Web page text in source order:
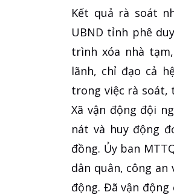
Kết quả rà soát
UBND tỉnh phê
trình xóa nhà
lãnh, chỉ đạo cả
trong việc rà soát,
Xã vận động đội
nát và huy động
đồng. Ủy ban
dân quân, công
động. Đã vận